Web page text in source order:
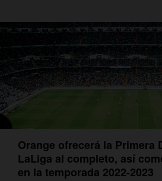
Orange ofrecerá la Primera
LaLiga al completo, así
en la temporada 2022-2023